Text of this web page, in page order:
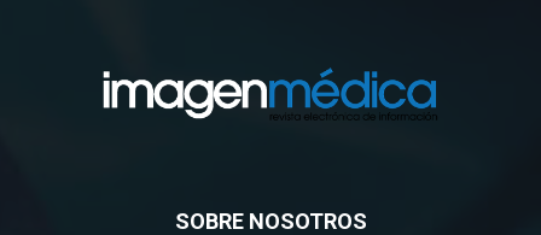
SOBRE NOSOTROS